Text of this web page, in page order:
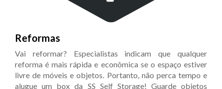
Reformas
Vai reformar? Especialistas indicam que qualquer
reforma é mais rápida e econômica se o espaço estiver
livre de móveis e objetos. Portanto, não perca tempo e
alugue um box da SS Self Storage! Guarde objetos